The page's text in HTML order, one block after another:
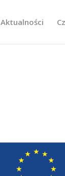
Aktualności